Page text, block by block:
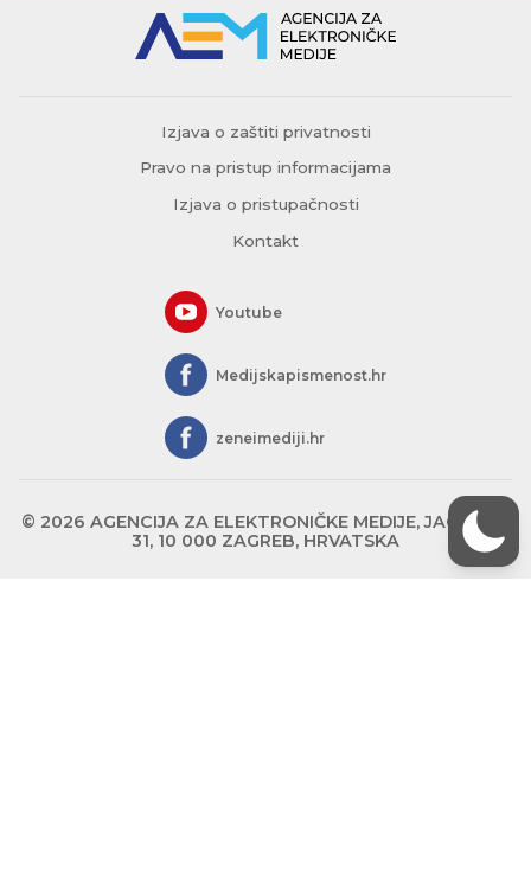
Izjava o zaštiti privatnosti
Pravo na pristup informacijama
Izjava o pristupačnosti
Kontakt
Youtube
Medijskapismenost.hr
zeneimediji.hr
© 2026 AGENCIJA ZA ELEKTRONIČKE MEDIJE, JAGIĆEVA
31, 10 000 ZAGREB, HRVATSKA